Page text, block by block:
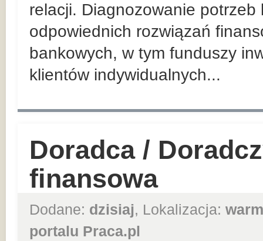
relacji. Diagnozowanie
odpowiednich rozwiązań
bankowych, w tym funduszy
klientów indywidualnych...
Doradca /
finansowa
Dodane: dzisiaj, Lokalizacja:
portalu Praca.pl